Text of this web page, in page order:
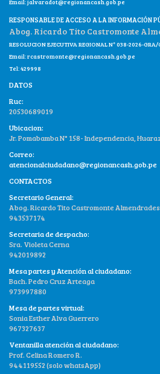
Email:jalvaradot@regionancash.gob.pe
RESPONSABLE DE ACCESO A LA INFORMACIÓN
Abog. Ricardo Tito Castromonte
RESOLUCION EJECUTIVA REGIONAL N° 038-2026-GRA/
Email:rcastromonte@regionancash.gob.pe
Tel: 429998
DATOS
Ruc:
20530689019
Ubicacion:
Jr. Pomabamba N° 158- Independencia,
Correo:
atencionalciudadano@regionancash.gob.pe
CONTACTOS
Secretario General:
Abog. Ricardo Tito Castromonte Almendrades
943537174
Secretaria de despacho:
Sra. Violeta Cerna
942019892
Mesa partes y Atención al ciudadano:
Bach. Pedro Cruz Arteaga
973997880
Mesa de partes virtual:
Sonia Esther Alva Guerrero
967327637
Ventanilla atención al ciudadano:
Prof. Celina Romero R.
944119552 (solo whatsApp)